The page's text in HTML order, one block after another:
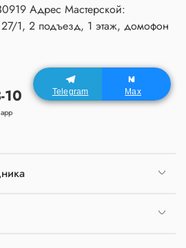
10
Адрес Мастерской:
1, 2 подъезд, 1 этаж, домофон
Telegram Max